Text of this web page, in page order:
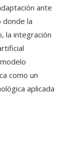
ante
donde la
la integración
como un
aplicada